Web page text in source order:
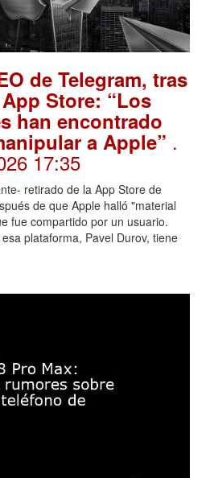
de Telegram, tras
Store: “Los
han encontrado
a Apple” .
17:35
retirado de la App Store de
de que Apple halló "material
fue compartido por un usuario.
plataforma, Pavel Durov, tiene